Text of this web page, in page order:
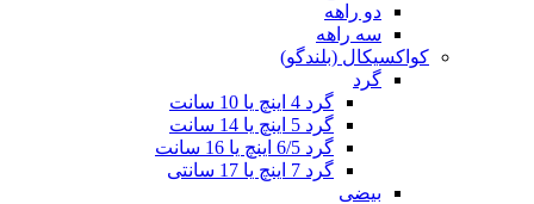
دو راهه
سه راهه
کواکسیکال (بلندگو)
گرد
گرد 4 اینچ یا 10 سانت
گرد 5 اینچ یا 14 سانت
گرد 6/5 اینچ یا 16 سانت
گرد 7 اینچ یا 17 سانتی
بیضی